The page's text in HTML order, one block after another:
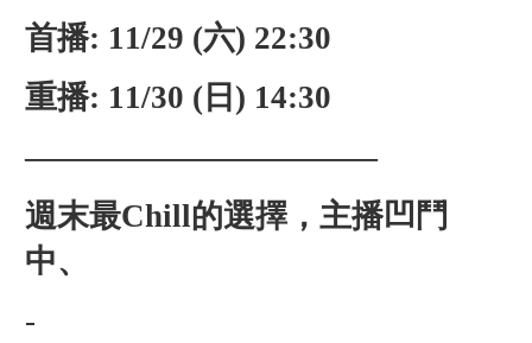
首播: 11/29 (六) 22:30
重播: 11/30 (日) 14:30
———————————
週末最Chill的選擇，主播凹鬥
中、
-